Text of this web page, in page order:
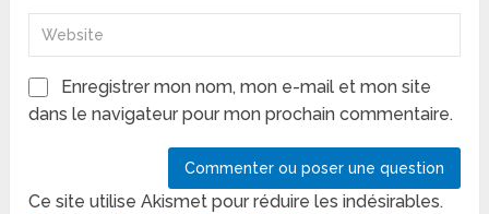
Enregistrer mon nom, mon e-mail et mon site
dans le navigateur pour mon prochain commentaire.
Ce site utilise Akismet pour réduire les indésirables.